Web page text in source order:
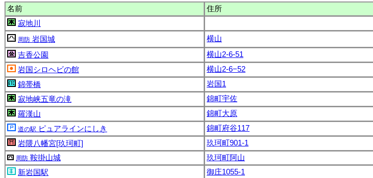
名前 住所
寂地川
周防 岩国城
横山
吉香公園
横山2-6-51
岩国シロヘビの館
横山2-6−52
錦帯橋
岩国1
寂地峡五竜の滝
錦町宇佐
羅漢山
錦町大原
道の駅 ピュアラインにしき
錦町府谷117
岩隈八幡宮[玖珂町]
玖珂町901-1
周防 鞍掛山城
玖珂町阿山
新岩国駅
御庄1055-1